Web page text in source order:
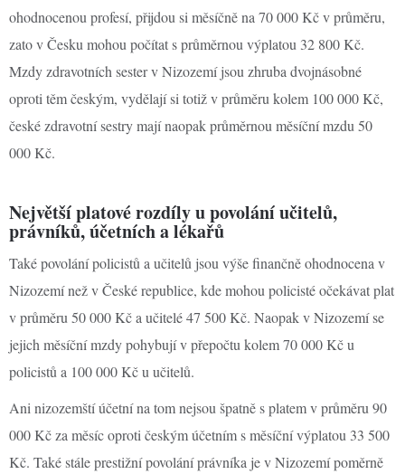
ohodnocenou profesí, přijdou si měsíčně na 70 000 Kč v průměru,
zato v Česku mohou počítat s průměrnou výplatou 32 800 Kč.
Mzdy zdravotních sester v Nizozemí jsou zhruba dvojnásobné
oproti těm českým, vydělají si totiž v průměru kolem 100 000 Kč,
české zdravotní sestry mají naopak průměrnou měsíční mzdu 50
000 Kč.
Největší platové rozdíly u povolání učitelů,
právníků, účetních a lékařů
Také povolání policistů a učitelů jsou výše finančně ohodnocena v
Nizozemí než v České republice, kde mohou policisté očekávat plat
v průměru 50 000 Kč a učitelé 47 500 Kč. Naopak v Nizozemí se
jejich měsíční mzdy pohybují v přepočtu kolem 70 000 Kč u
policistů a 100 000 Kč u učitelů.
Ani nizozemští účetní na tom nejsou špatně s platem v průměru 90
000 Kč za měsíc oproti českým účetním s měsíční výplatou 33 500
Kč. Také stále prestižní povolání právníka je v Nizozemí poměrně